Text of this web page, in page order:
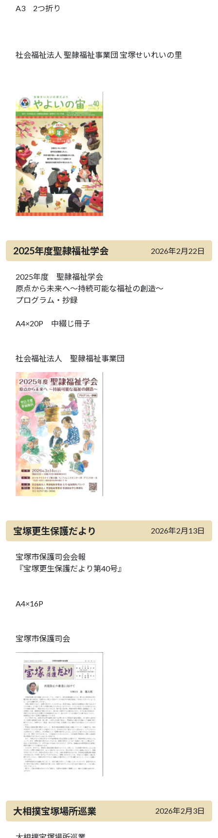
A3 2つ折り
社会福祉法人 聖隷福祉事業団 宝塚せいれいの里
2025年度聖隷福祉学会 2026年2月22日
2025年度 聖隷福祉学会
原点から未来へ～持続可能な福祉の創造～
プログラム・抄録
A4×20P 中綴じ冊子
社会福祉法人 聖隷福祉事業団
宝塚更生保護だより 2026年2月13日
宝塚市保護司会会報
『宝塚更生保護だより第40号』
A4×16P
宝塚市保護司会
大相撲宝塚場所巡業 2026年2月3日